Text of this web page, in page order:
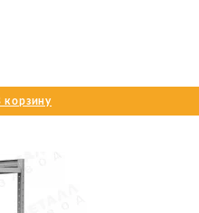
корзину